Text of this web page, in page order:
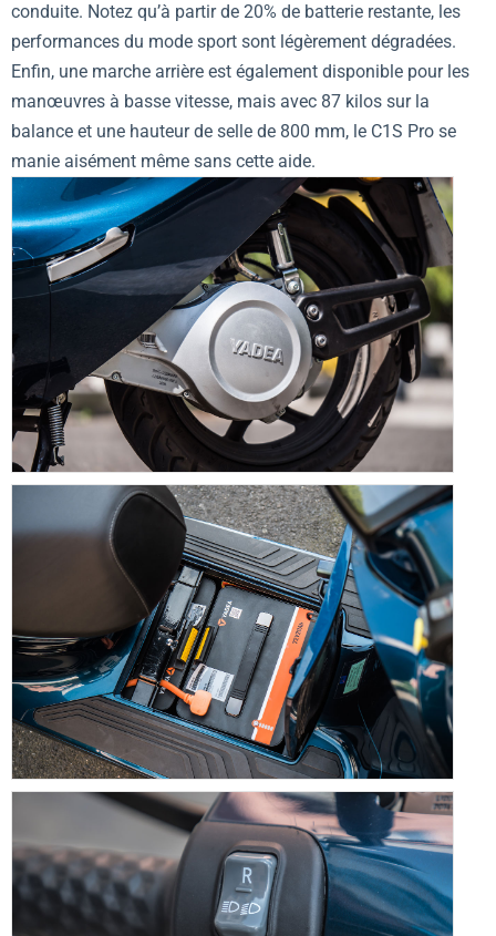
conduite. Notez qu’à partir de 20% de batterie restante, les
performances du mode sport sont légèrement dégradées.
Enfin, une marche arrière est également disponible pour les
manœuvres à basse vitesse, mais avec 87 kilos sur la
balance et une hauteur de selle de 800 mm, le C1S Pro se
manie aisément même sans cette aide.